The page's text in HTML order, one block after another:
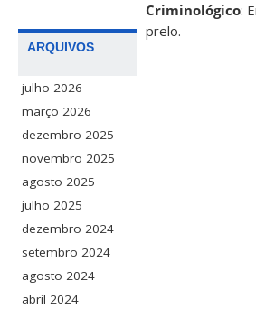
ARQUIVOS
julho 2026
março 2026
dezembro 2025
novembro 2025
agosto 2025
julho 2025
dezembro 2024
setembro 2024
agosto 2024
abril 2024
Criminológico:
prelo.